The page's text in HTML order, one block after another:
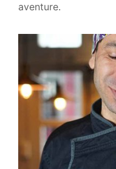
aventure.